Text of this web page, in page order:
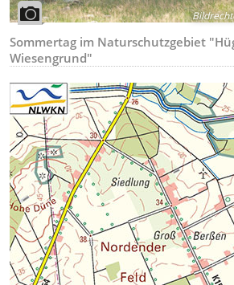
Sommertag im Naturschutzgebiet
Wiesengrund"